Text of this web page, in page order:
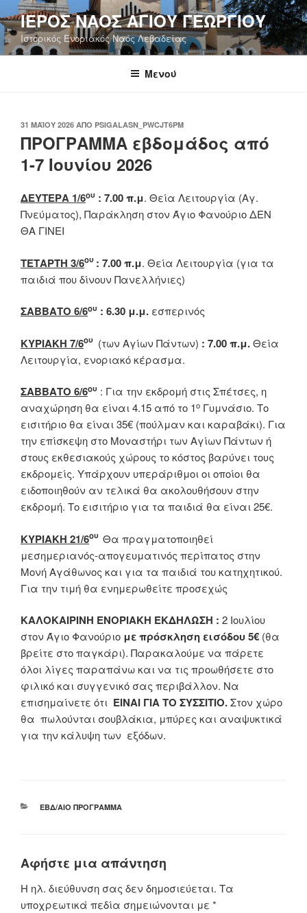
Μετάβαση
στο
περιεχόμενο
ΙΕΡΟΣ ΝΑΟΣ ΑΓΙΟΥ ΓΕΩΡΓΙΟΥ
Ιστορικός Ενοριακός Ναός Λεβαδείας
Μενού
ΔΗΜΟΣΙΕΎΤΗΚΕ
ΣΤΙΣ
31 ΜΑΪ́ΟΥ 2026 ΑΠΌ PSIGALASN_PWCJT6PM
ΠΡΟΓΡΑΜΜΑ εβδομάδος από
1-7 Ιουνίου 2026
ΔΕΥΤΕΡΑ 1/6ου : 7.00 π.μ. Θεία Λειτουργία (Αγ.
Πνεύματος), Παράκληση στον Άγιο Φανούριο ΔΕΝ
ΘΑ ΓΙΝΕΙ
ΤΕΤΑΡΤΗ 3/6ου : 7.00 π.μ. Θεία Λειτουργία (για τα
παιδιά που δίνουν Πανελλήνιες)
ΣΑΒΒΑΤΟ 6/6ου : 6.30 μ.μ. εσπερινός
ΚΥΡΙΑΚΗ 7/6ου (των Αγίων Πάντων) : 7.00 π.μ.Θεία
Λειτουργία, ενοριακό κέρασμα.
ΣΑΒΒΑΤΟ 6/6ου : Για την εκδρομή στις Σπέτσες, η
αναχώρηση θα είναι 4.15 από το 1ο Γυμνάσιο. Το
εισιτήριο θα είναι 35€ (πούλμαν και καραβάκι). Για
την επίσκεψη στο Μοναστήρι των Αγίων Πάντων ή
στους εκθεσιακούς χώρους το κόστος βαρύνει τους
εκδρομείς. Υπάρχουν υπεράριθμοι οι οποίοι θα
ειδοποιηθούν αν τελικά θα ακολουθήσουν στην
εκδρομή. Το εισιτήριο για τα παιδιά θα είναι 25€.
ΚΥΡΙΑΚΗ 21/6ου Θα πραγματοποιηθεί
μεσημεριανός-απογευματινός περίπατος στην
Μονή Αγάθωνος και για τα παιδιά του κατηχητικού.
Για την τιμή θα ενημερωθείτε προσεχώς
ΚΑΛΟΚΑΙΡΙΝΗ ΕΝΟΡΙΑΚΗ ΕΚΔΗΛΩΣΗ : 2 Ιουλίου
στον Άγιο Φανούριο με πρόσκληση εισόδου 5€ (θα
βρείτε στο παγκάρι). Παρακαλούμε να πάρετε
όλοι λίγες παραπάνω και να τις προωθήσετε στο
φιλικό και συγγενικό σας περιβάλλον. Να
επισημαίνετε ότι ΕΙΝΑΙ ΓΙΑ ΤΟ ΣΥΣΣΙΤΙΟ.Στον χώρο
θα πωλούνται σουβλάκια, μπύρες και αναψυκτικά
για την κάλυψη των εξόδων.
ΚΑΤΗΓΟΡΊΕΣ
ΕΒΔ/ΑΊΟ ΠΡΌΓΡΑΜΜΑ
Αφήστε μια απάντηση
Η ηλ. διεύθυνση σας δεν δημοσιεύεται. Τα
υποχρεωτικά πεδία σημειώνονται με *